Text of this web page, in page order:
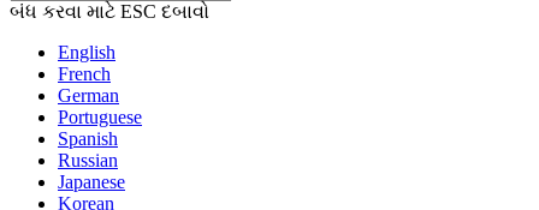
બંધ કરવા માટે ESC દબાવો
English
French
German
Portuguese
Spanish
Russian
Japanese
Korean